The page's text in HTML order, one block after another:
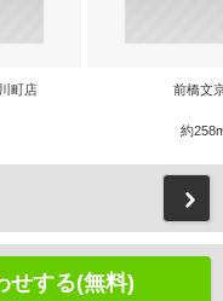
町店 前橋文
約
せする(無料)